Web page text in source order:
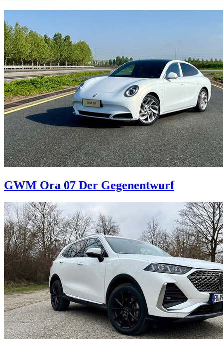
GWM Ora 07 Der Gegenentwurf